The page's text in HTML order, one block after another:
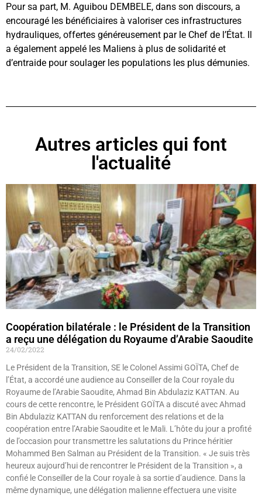
Pour sa part, M. Aguibou DEMBELE, dans son discours, a
encouragé les bénéficiaires à valoriser ces infrastructures
hydrauliques, offertes généreusement par le Chef de l’État. Il
a également appelé les Maliens à plus de solidarité et
d’entraide pour soulager les populations les plus démunies.
Autres articles qui font
l'actualité
Coopération bilatérale : le Président de la Transition
a reçu une délégation du Royaume d’Arabie Saoudite
24/02/2022
Le Président de la Transition, SE le Colonel Assimi GOÏTA, Chef de
l’État, a accordé une audience au Conseiller de la Cour royale du
Royaume de l’Arabie Saoudite, Ahmad Bin Abdulaziz KATTAN. Au
cours de cette rencontre, le Président GOÏTA a discuté avec Ahmad
Bin Abdulaziz KATTAN du renforcement des relations et de la
coopération entre l’Arabie Saoudite et le Mali. L’hôte du jour a profité
de l’occasion pour transmettre les salutations du Prince héritier
Mohammed Ben Salman au Président de la Transition. « Je suis très
heureux aujourd’hui de rencontrer le Président de la Transition », a
confié le Conseiller de la Cour royale à sa sortie d’audience. Dans la
même dynamique, une délégation malienne effectuera une visite